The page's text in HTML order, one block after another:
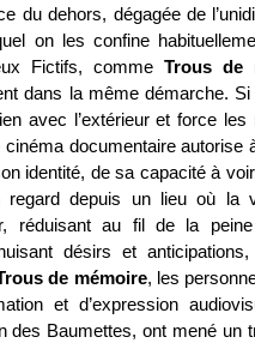
du dehors, dégagée de
on les confine
Fictifs, commeTrous de
dans la même démarche.
avec l’extérieur et force
documentaire autorise
identité, de sa capacité à
regard depuis un lieu où la
réduisant au fil de la
désirs et
de mémoire, les
et d’expression
des Baumettes, ont mené un